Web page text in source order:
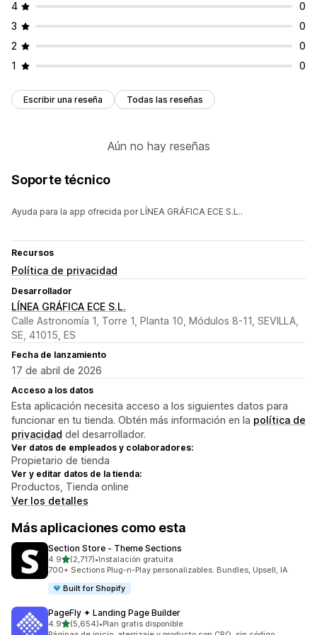
4
0
3
0
2
0
1
0
Escribir una reseña Todas las reseñas
Aún no hay reseñas
Soporte técnico
Ayuda para la app ofrecida por LÍNEA GRÁFICA ECE S.L..
Recursos
Política de privacidad
Desarrollador
LÍNEA GRÁFICA ECE S.L.
Calle Astronomía 1, Torre 1, Planta 10, Módulos 8-11, SEVILLA,
SE, 41015, ES
Fecha de lanzamiento
17 de abril de 2026
Acceso a los datos
Esta aplicación necesita acceso a los siguientes datos para
funcionar en tu tienda. Obtén más información en la política de
privacidad del desarrollador.
Ver datos de empleados y colaboradores:
Propietario de tienda
Ver y editar datos de la tienda:
Productos, Tienda online
Ver los detalles
Más aplicaciones como esta
Section Store ‑ Theme Sections
4.9de 5 estrellas
(2,717)
2717 reseñas en total
•Instalación gratuita
700+ Sections Plug-n-Play personalizables. Bundles, Upsell, IA
Built for Shopify
PageFly ✦ Landing Page Builder
4.9de 5 estrellas
(5,654)
5654 reseñas en total
•Plan gratis disponible